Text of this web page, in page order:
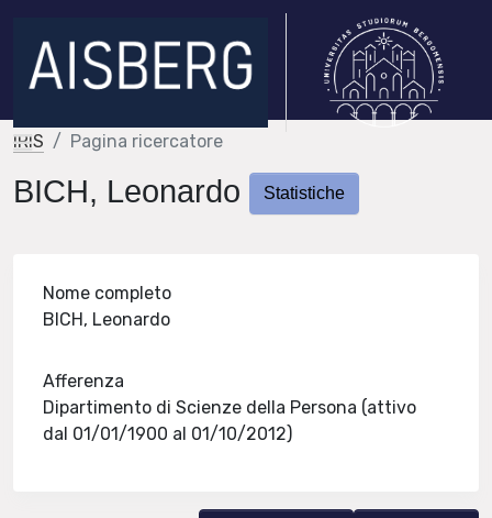
IRIS Pagina ricercatore
BICH, Leonardo Statistiche
Nome completo
BICH, Leonardo
Afferenza
Dipartimento di Scienze della Persona (attivo
dal 01/01/1900 al 01/10/2012)